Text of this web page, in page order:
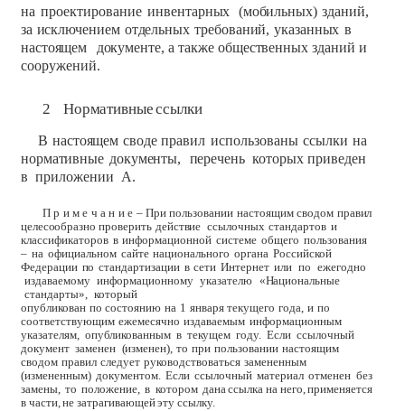
на проектирование инвентарных (мобильных) зданий,
за исключением отдельных требований, указанных в
настоящем
документе, а также общественных зданий и
сооружений.
2 Нормативныессылки
В настоящем своде правил использованы ссылки на
нормативные документы, перечень которыхприведен
в приложении А.
П р и м е ч а н и е – При пользовании настоящим сводом правил
целесообразно проверить действие ссылочных стандартов и
классификаторов в информационной системе общего пользования
– на официальном сайте национального органа Российской
Федерации по стандартизации в сети Интернет или по ежегодно
издаваемому информационному указателю «Национальные
стандарты», который
опубликован по состоянию на 1 января текущего года, и по
соответствующим ежемесячно издаваемым информационным
указателям, опубликованным в текущем году. Если ссылочный
документ заменен (изменен), то при пользовании настоящим
сводом правил следует руководствоваться замененным
(измененным) документом. Если ссылочный материал отменен без
замены, то положение, в котором данассылка на него,применяется
в части,не затрагивающейэту ссылку.